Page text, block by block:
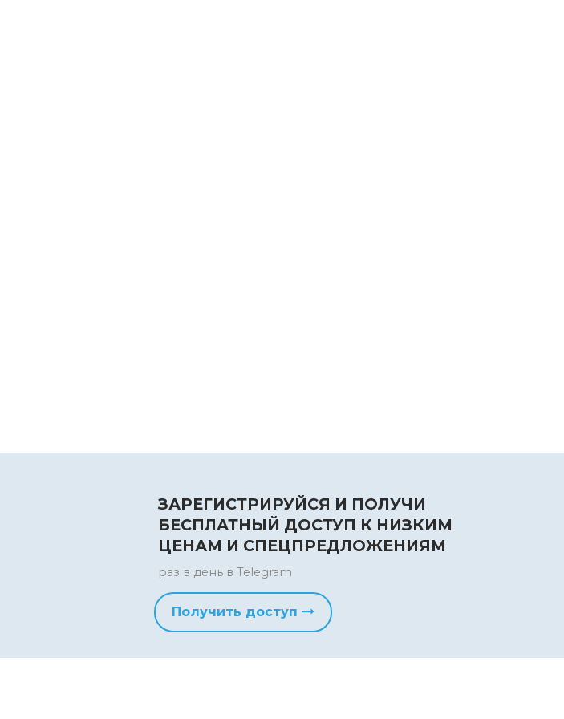
ЗАРЕГИСТРИРУЙСЯ И ПОЛУЧИ
БЕСПЛАТНЫЙ ДОСТУП К НИЗКИМ
ЦЕНАМ И СПЕЦПРЕДЛОЖЕНИЯМ
раз в день в Telegram
Получить доступ